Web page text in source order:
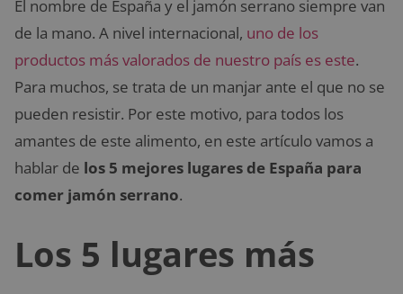
El nombre de España y el jamón serrano siempre van
de la mano. A nivel internacional, uno de los
productos más valorados de nuestro país es este.
Para muchos, se trata de un manjar ante el que no se
pueden resistir. Por este motivo, para todos los
amantes de este alimento, en este artículo vamos a
hablar de los 5 mejores lugares de España para
comer jamón serrano.
Los 5 lugares más